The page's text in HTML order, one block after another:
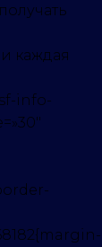
каждая
info-